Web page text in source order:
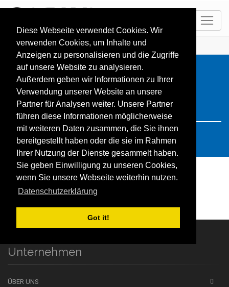
Diese Webseite verwendet Cookies. Wir
verwenden Cookies, um Inhalte und
Anzeigen zu personalisieren und die Zugriffe
auf unsere Website zu analysieren.
Außerdem geben wir Informationen zu Ihrer
Verwendung unserer Website an unsere
Partner für Analysen weiter. Unsere Partner
führen diese Informationen möglicherweise
mit weiteren Daten zusammen, die Sie ihnen
bereitgestellt haben oder die sie im Rahmen
Ihrer Nutzung der Dienste gesammelt haben.
Sie geben Einwilligung zu unseren Cookies,
wenn Sie unsere Webseite weiterhin nutzen.
Datenschutzerklärung
Got it!
HOME Resorts Search: türkei
Die Suche ergab keine Treffer
Unternehmen
ÜBER UNS